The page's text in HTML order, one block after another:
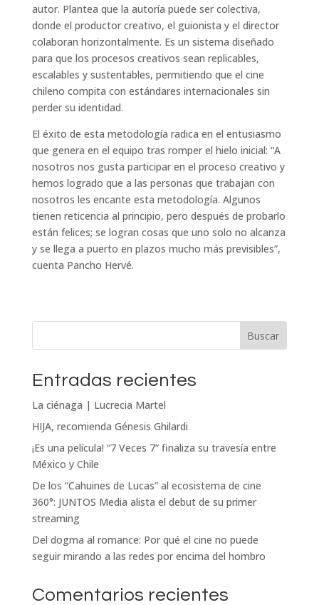
autor. Plantea que la autoría puede ser colectiva,
donde el productor creativo, el guionista y el director
colaboran horizontalmente. Es un sistema diseñado
para que los procesos creativos sean replicables,
escalables y sustentables, permitiendo que el cine
chileno compita con estándares internacionales sin
perder su identidad.
El éxito de esta metodología radica en el entusiasmo
que genera en el equipo tras romper el hielo inicial: “A
nosotros nos gusta participar en el proceso creativo y
hemos logrado que a las personas que trabajan con
nosotros les encante esta metodología. Algunos
tienen reticencia al principio, pero después de probarlo
están felices; se logran cosas que uno solo no alcanza
y se llega a puerto en plazos mucho más previsibles”,
cuenta Pancho Hervé.
Buscar
Entradas recientes
La ciénaga | Lucrecia Martel
HIJA, recomienda Génesis Ghilardi
¡Es una película! “7 Veces 7” finaliza su travesía entre
México y Chile
De los “Cahuines de Lucas” al ecosistema de cine
360°: JUNTOS Media alista el debut de su primer
streaming
Del dogma al romance: Por qué el cine no puede
seguir mirando a las redes por encima del hombro
Comentarios recientes